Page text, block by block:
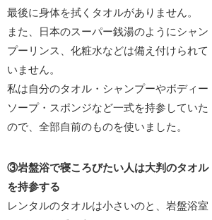
最後に身体を拭くタオルがありません。
また、日本のスーパー銭湯のようにシャン
プーリンス、化粧水などは備え付けられて
いません。
私は自分のタオル・シャンプーやボディー
ソープ・スポンジなど一式を持参していた
ので、全部自前のものを使いました。
③岩盤浴で寝ころびたい人は大判のタオル
を持参する
レンタルのタオルは小さいのと、岩盤浴室